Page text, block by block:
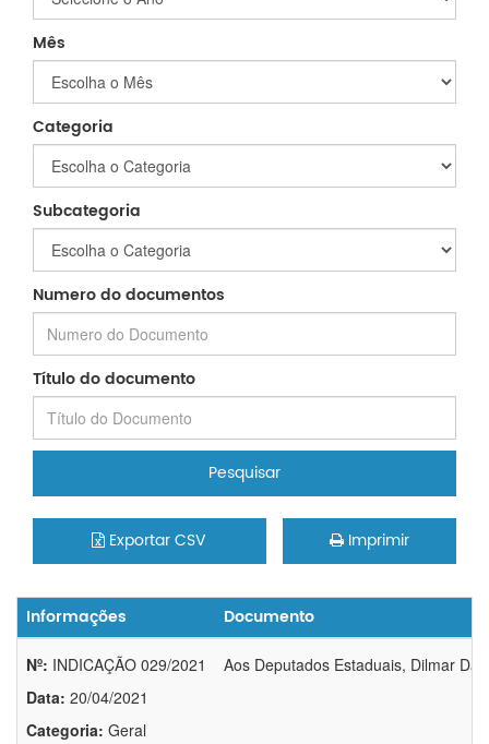
Mês
Categoria
Subcategoria
Numero do documentos
Título do documento
Pesquisar
Exportar CSV Imprimir
Informações Documento
Nº: INDICAÇÃO 029/2021
Data: 20/04/2021
Categoria: Geral
Aos Deputados Estaduais, Dilmar